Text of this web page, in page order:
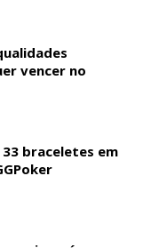
vencer no
braceletes em